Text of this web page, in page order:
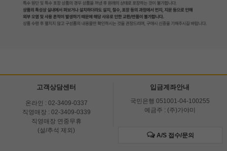
고객상담센터
온라인 : 02-3409-0337
직영매장 : 02-3409-0339
직영매장 연중무휴
(설/추석 제외)
입금계좌안내
국민은행 051001-04-100255
예금주 : (주)가야미
A/S 접수/문의